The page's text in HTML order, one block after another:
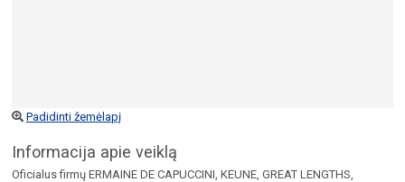
Padidinti žemėlapį
Informacija apie veiklą
Oficialus firmų ERMAINE DE CAPUCCINI, KEUNE, GREAT LENGTHS,